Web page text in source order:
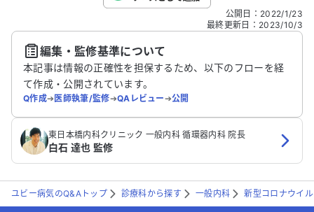
こちらは送信専用のフォームです。氏名やご自身の病気の詳細な
送信する
公開日 ： 2022/1/23
最終更新日 ： 2023/10/3
編集・監修基準について
本記事は情報の正確性を担保するため、以下のフローを経
て作成・公開されています。
Q作成➔医師執筆/監修➔QAレビュー➔公開
東日本橋内科クリニック 一般内科 循環器内科 院長
白石 達也 監修
ユビー病気のQ&Aトップ 診療科から探す 一般内科 新型コロナウイ